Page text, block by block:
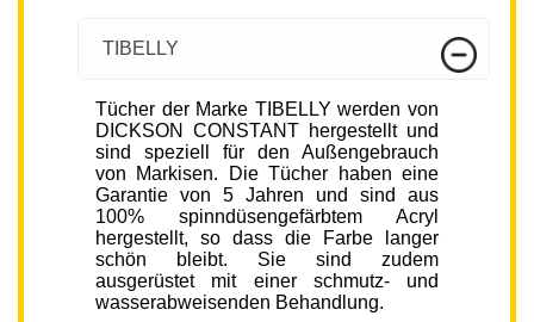
TIBELLY
Tücher der Marke TIBELLY werden von
DICKSON CONSTANT hergestellt und
sind speziell für den Außengebrauch
von Markisen. Die Tücher haben eine
Garantie von 5 Jahren und sind aus
100% spinndüsengefärbtem Acryl
hergestellt, so dass die Farbe langer
schön bleibt. Sie sind zudem
ausgerüstet mit einer schmutz- und
wasserabweisenden Behandlung.